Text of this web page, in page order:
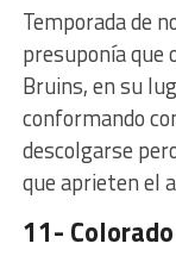
Temporada de
presuponía que
Bruins, en su
conformando
descolgarse
que aprieten el
11-